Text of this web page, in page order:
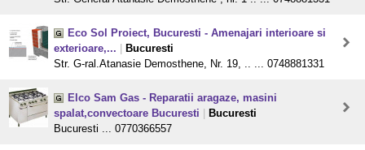
Eco Sol Proiect, Bucuresti - Amenajari interioare si
exterioare,...
Bucuresti
Str. G-ral.Atanasie Demosthene, Nr. 19, .. ... 0748881331
Elco Sam Gas - Reparatii aragaze, masini
spalat,convectoare Bucuresti
Bucuresti
Bucuresti ... 0770366557